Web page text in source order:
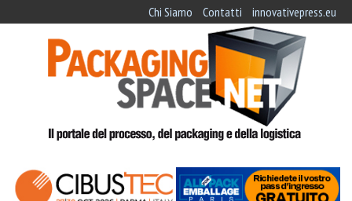
Chi Siamo Contatti innovativepress.eu